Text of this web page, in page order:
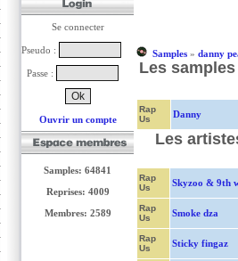
Se connecter
Pseudo :
Passe :
Ouvrir un compte
Samples: 64841
Reprises: 4009
Membres: 2589
Samples» danny
Les
Rap
Us
Danny
Les
Rap
Us
Skyzoo & 9th
Rap
Us
Smoke dza
Rap
Us
Sticky fingaz